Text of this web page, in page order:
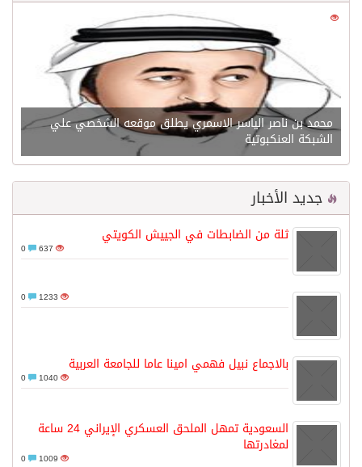
21621
محمد بن ناصر الياسر الاسمري يطلق موقعه الشخصي علي
الشبكة العنكبوتية
جديد الأخبار
ثلة من الضابطات في الجييش الكويتي
637
1233
بالاجماع نبيل فهمي امينا عاما للجامعة العربية
1040
السعودية تمهل الملحق العسكري الإيراني 24 ساعة
لمغادرتها
1009